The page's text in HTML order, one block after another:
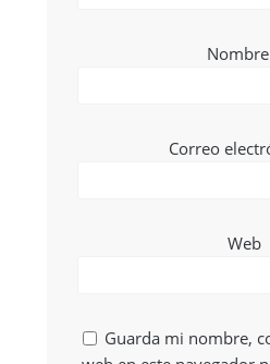
Nombre
Correo
Web
Guarda mi nombre,